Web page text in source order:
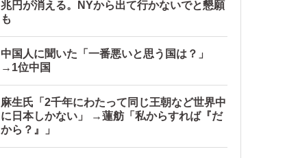
兆円が消える。NYから出て行かないでと懇願
も
中国人に聞いた「一番悪いと思う国は？」
→1位中国
麻生氏「2千年にわたって同じ王朝など世界中
に日本しかない」 →蓮舫「私からすれば『だ
から？』」